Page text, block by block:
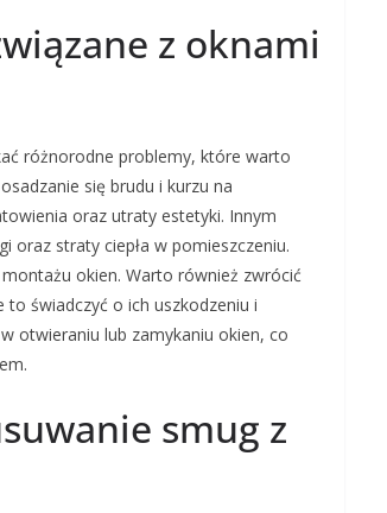
z oknami
różnorodne problemy, które warto
się brudu i kurzu na
oraz utraty estetyki. Innym
oraz straty ciepła w pomieszczeniu.
okien. Warto również zwrócić
świadczyć o ich uszkodzeniu i
otwieraniu lub zamykaniu okien, co
smug z